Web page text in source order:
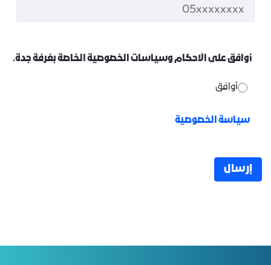
أوافق على الاحكام وسياسات الخصوصية الخاصة بغرفة جدة.
أوافق
سياسة الخصوصية
إرسال